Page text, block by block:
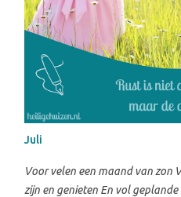
Juli
Voor velen een maand van zon
zijn en genieten En vol